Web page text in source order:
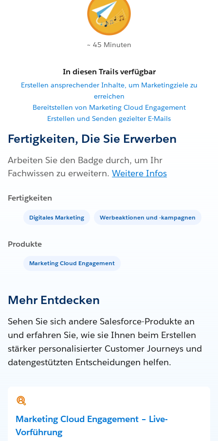
~ 45 Minuten
In diesen Trails verfügbar
Erstellen ansprechender Inhalte, um Marketingziele zu
erreichen
Bereitstellen von Marketing Cloud Engagement
Erstellen und Senden gezielter E-Mails
Fertigkeiten, Die Sie Erwerben
Arbeiten Sie den Badge durch, um Ihr
Fachwissen zu erweitern. Weitere Infos
Fertigkeiten
Digitales Marketing Werbeaktionen und -kampagnen
Produkte
Marketing Cloud Engagement
Mehr Entdecken
Sehen Sie sich andere Salesforce-Produkte an
und erfahren Sie, wie sie Ihnen beim Erstellen
stärker personalisierter Customer Journeys und
datengestützten Entscheidungen helfen.
Marketing Cloud Engagement – Live-
Vorführung